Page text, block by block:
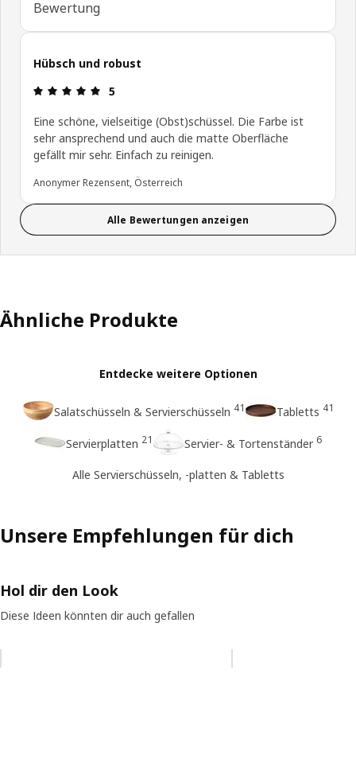
Bewertung
Hübsch und robust
Bewertung: 5 von 5 Sterne
5
Eine schöne, vielseitige (Obst)schüssel. Die Farbe ist
sehr ansprechend und auch die matte Oberfläche
gefällt mir sehr. Einfach zu reinigen.
Anonymer Rezensent, Österreich
Alle Bewertungen anzeigen
Ähnliche Produkte
Entdecke weitere Optionen
Salatschüsseln & Servierschüsseln 41 Tabletts 41
Servierplatten 21 Servier- & Tortenständer 6
Alle Servierschüsseln, -platten & Tabletts
Unsere Empfehlungen für dich
Hol dir den Look
Diese Ideen könnten dir auch gefallen